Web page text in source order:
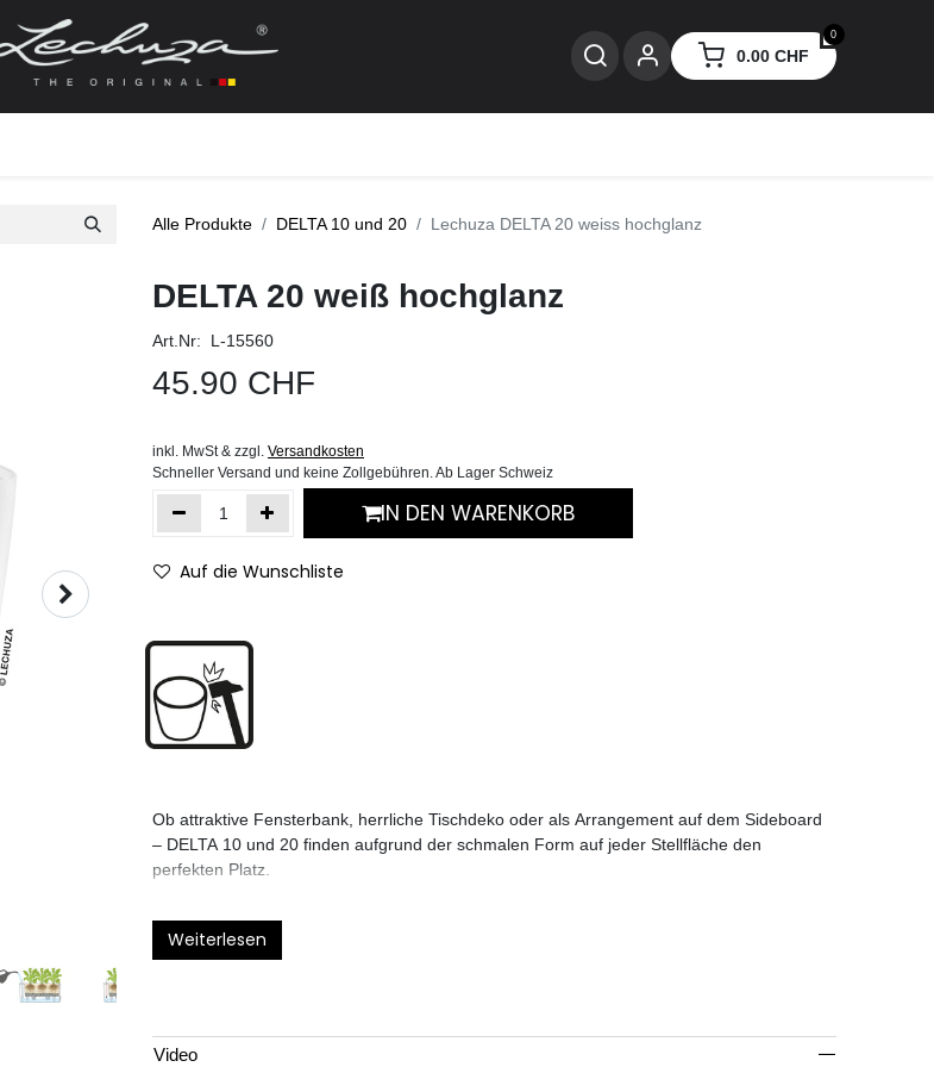
0
0.00CHF
Alle Produkte DELTA 10 und 20 Lechuza DELTA 20 weiss hochglanz
DELTA 20 weiß hochglanz
Art.Nr: L-15560
45.90 CHF
inkl. MwSt & zzgl. Versandkosten
Schneller Versand und keine Zollgebühren. Ab Lager Schweiz
IN DEN WARENKORB
Auf die Wunschliste
Ob attraktive Fensterbank, herrliche Tischdeko oder als Arrangement auf dem Sideboard
– DELTA 10 und 20 finden aufgrund der schmalen Form auf jeder Stellfläche den
perfekten Platz.
Weiterlesen
Video